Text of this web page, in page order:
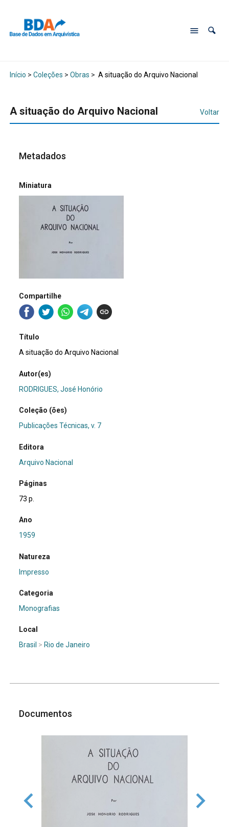
Início > Coleções > Obras > A situação do Arquivo Nacional
A situação do Arquivo Nacional Voltar
Metadados
Miniatura
Compartilhe
Título
A situação do Arquivo Nacional
Autor(es)
RODRIGUES, José Honório
Coleção (ões)
Publicações Técnicas, v. 7
Editora
Arquivo Nacional
Páginas
73 p.
Ano
1959
Natureza
Impresso
Categoria
Monografias
Local
Brasil > Rio de Janeiro
Documentos